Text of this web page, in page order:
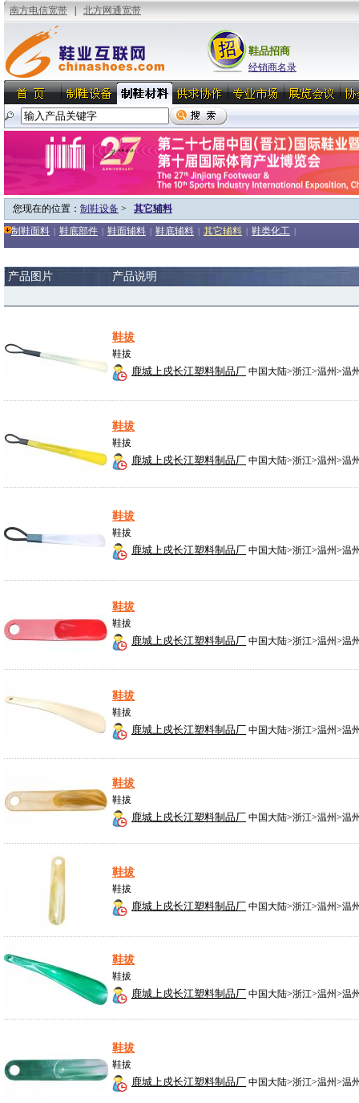
鞋品招商
经销商名录
您现在的位置： 制鞋设备 >
其它辅料
制鞋面料 | 鞋底部件 | 鞋面辅料 | 鞋底辅料 | 其它辅料 | 鞋类化工 |
产品图片 产品说明
鞋拔
鞋拔
鹿城上戍长江塑料制品厂 中国大陆>浙江>温州>温
鞋拔
鞋拔
鹿城上戍长江塑料制品厂 中国大陆>浙江>温州>温
鞋拔
鞋拔
鹿城上戍长江塑料制品厂 中国大陆>浙江>温州>温
鞋拔
鞋拔
鹿城上戍长江塑料制品厂 中国大陆>浙江>温州>温
鞋拔
鞋拔
鹿城上戍长江塑料制品厂 中国大陆>浙江>温州>温
鞋拔
鞋拔
鹿城上戍长江塑料制品厂 中国大陆>浙江>温州>温
鞋拔
鞋拔
鹿城上戍长江塑料制品厂 中国大陆>浙江>温州>温
鞋拔
鞋拔
鹿城上戍长江塑料制品厂 中国大陆>浙江>温州>温
鞋拔
鞋拔
鹿城上戍长江塑料制品厂 中国大陆>浙江>温州>温